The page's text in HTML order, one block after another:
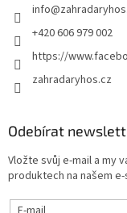
info@
+420 606 979 002
https://
zahradaryhos.cz
Odebírat
Vložte svůj e-mail a my
produktech na našem e-